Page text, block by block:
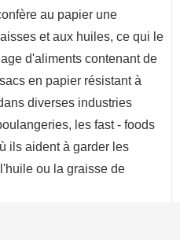
au papier une
et aux huiles, ce qui le
d'aliments contenant de
en papier résistant à
diverses industries
les fast - foods
ils aident à garder les
ou la graisse de